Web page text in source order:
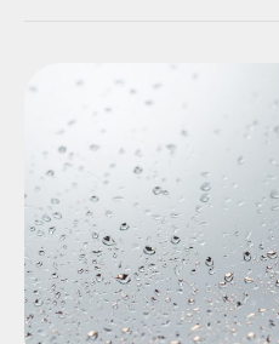
WAT
IS,
HOE
HET
WERKT
WAT
HET
OPLEVERT